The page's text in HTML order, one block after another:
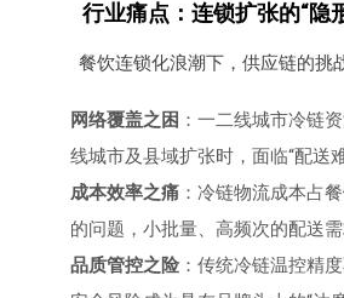
行业痛点：连锁扩张的“隐
餐饮连锁化浪潮下，供应链的挑
网络覆盖之困 ：一二线城市冷链
线城市及县域扩张时，面临“配送
成本效率之痛：冷链物流成本占
的问题，小批量、高频次的配送
品质管控之险：传统冷链温控精